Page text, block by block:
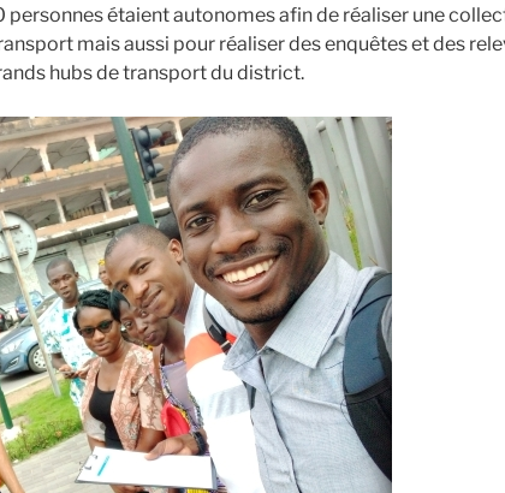
personnes étaient autonomes afin de réaliser une
mais aussi pour réaliser des enquêtes et des
hubs de transport du district.